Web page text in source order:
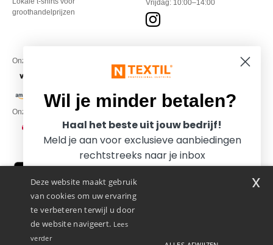
groothandelprijzen
Vrijdag: 10:00–14:00
Onze financiële partners
Onze transporteurs
Deze website maakt gebruik
van cookies om uw ervaring
te verbeteren terwijl u door
de website navigeert. Lees
verder
x
Wil je minder betalen?
Haal het beste uit jouw bedrijf!
Meld je aan voor exclusieve aanbiedingen
rechtstreeks naar je inbox